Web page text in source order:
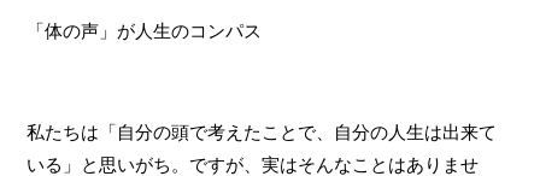
「体の声」が人生のコンパス
私たちは「自分の頭で考えたことで、自分の人生は出来て
いる」と思いがち。ですが、実はそんなことはありませ